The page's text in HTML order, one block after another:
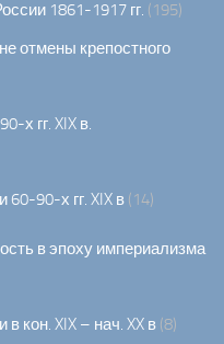
1861-1917 гг. (195)
отмены крепостного
х гг. XIX в.
90-х гг. XIX в (14)
в эпоху империализма
кон. XIX – нач. XX в (8)